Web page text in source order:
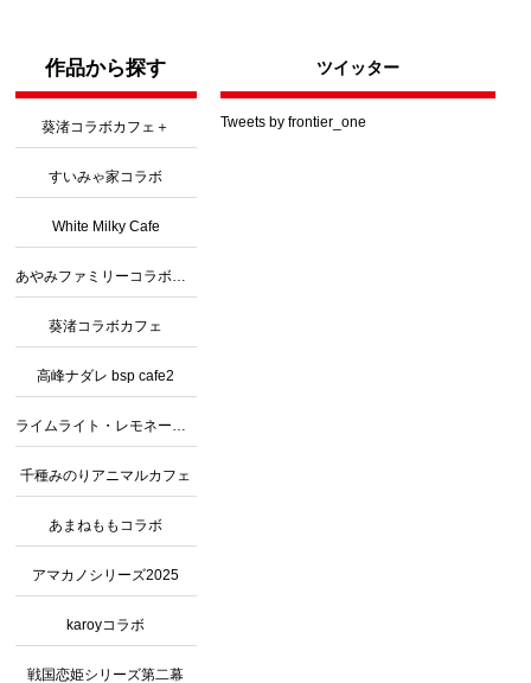
作品から探す
葵渚コラボカフェ＋
すいみゃ家コラボ
White Milky Cafe
葵渚コラボカフェ
高峰ナダレ bsp cafe2
千種みのりアニマルカフェ
あまねももコラボ
アマカノシリーズ2025
karoyコラボ
戦国恋姫シリーズ第二幕
ツイッター
Tweets by frontier_one